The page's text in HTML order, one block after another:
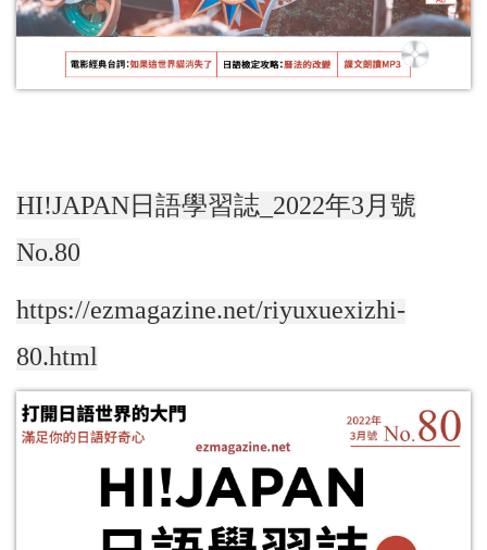
HI!JAPAN日語學習誌_2022年3月號
No.80
https://ezmagazine.net/riyuxuexizhi-
80.html